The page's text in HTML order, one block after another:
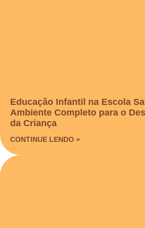
Educação Infantil na Escola
Ambiente Completo para o
da Criança
CONTINUE LENDO »